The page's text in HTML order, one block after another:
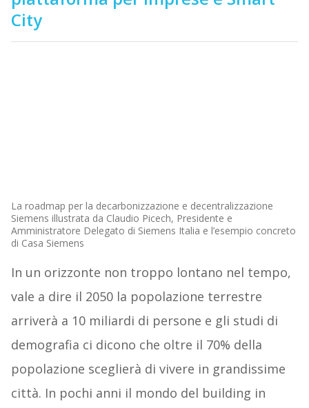
City
La roadmap per la decarbonizzazione e decentralizzazione
Siemens illustrata da Claudio Picech, Presidente e
Amministratore Delegato di Siemens Italia e l’esempio concreto
di Casa Siemens
In un orizzonte non troppo lontano nel tempo,
vale a dire il 2050 la popolazione terrestre
arriverà a 10 miliardi di persone e gli studi di
demografia ci dicono che oltre il 70% della
popolazione sceglierà di vivere in grandissime
città. In pochi anni il mondo del building in